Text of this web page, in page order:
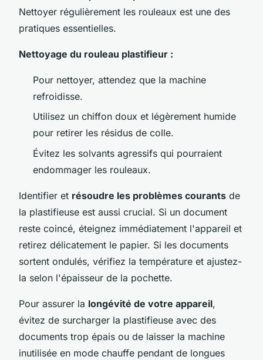
Nettoyer régulièrement les rouleaux est une des
pratiques essentielles.
Nettoyage du rouleau plastifieur :
Pour nettoyer, attendez que la machine
refroidisse.
Utilisez un chiffon doux et légèrement humide
pour retirer les résidus de colle.
Évitez les solvants agressifs qui pourraient
endommager les rouleaux.
Identifier et résoudre les problèmes courants de
la plastifieuse est aussi crucial. Si un document
reste coincé, éteignez immédiatement l'appareil et
retirez délicatement le papier. Si les documents
sortent ondulés, vérifiez la température et ajustez-
la selon l'épaisseur de la pochette.
Pour assurer la longévité de votre appareil,
évitez de surcharger la plastifieuse avec des
documents trop épais ou de laisser la machine
inutilisée en mode chauffe pendant de longues